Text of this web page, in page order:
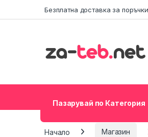
Безплатна доставка за
Пазарувай по Категория
Начало Магазин